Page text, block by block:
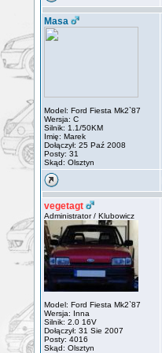
Masa
Model: Ford Fiesta Mk2`87
Wersja: C
Silnik: 1.1/50KM
Imię: Marek
Dołączył: 25 Paź 2008
Posty: 31
Skąd: Olsztyn
vegetagt
Administrator / Klubowicz
Model: Ford Fiesta Mk2`87
Wersja: Inna
Silnik: 2.0 16V
Dołączył: 31 Sie 2007
Posty: 4016
Skąd: Olsztyn